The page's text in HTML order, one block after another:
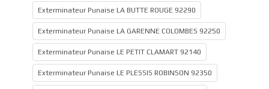
Exterminateur Punaise LA BUTTE ROUGE 92290
Exterminateur Punaise LA GARENNE COLOMBES 92250
Exterminateur Punaise LE PETIT CLAMART 92140
Exterminateur Punaise LE PLESSIS ROBINSON 92350